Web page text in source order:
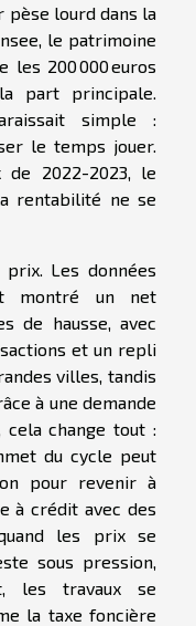
pèse lourd dans la
le patrimoine
les 200 000 euros
part principale.
simple :
le temps jouer.
2022-2023, le
rentabilité ne se
Les données
montré un net
de hausse, avec
et un repli
villes, tandis
à une demande
cela change tout :
du cycle peut
pour revenir à
à crédit avec des
les prix se
sous pression,
les travaux se
la taxe foncière